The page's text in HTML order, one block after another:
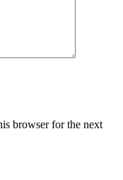
browser for the next